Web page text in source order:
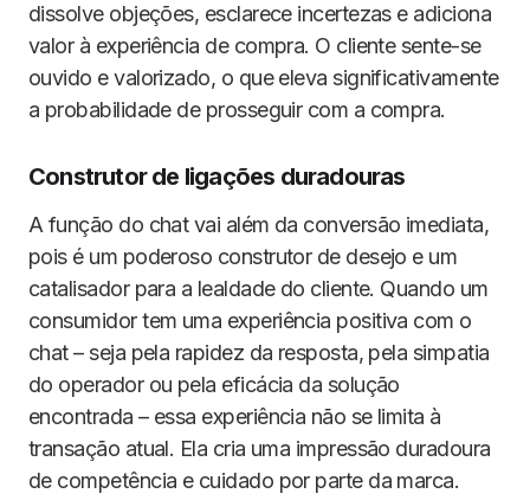
dissolve objeções, esclarece incertezas e adiciona
valor à experiência de compra. O cliente sente-se
ouvido e valorizado, o que eleva significativamente
a probabilidade de prosseguir com a compra.
Construtor de ligações duradouras
A função do chat vai além da conversão imediata,
pois é um poderoso construtor de desejo e um
catalisador para a lealdade do cliente. Quando um
consumidor tem uma experiência positiva com o
chat – seja pela rapidez da resposta, pela simpatia
do operador ou pela eficácia da solução
encontrada – essa experiência não se limita à
transação atual. Ela cria uma impressão duradoura
de competência e cuidado por parte da marca.